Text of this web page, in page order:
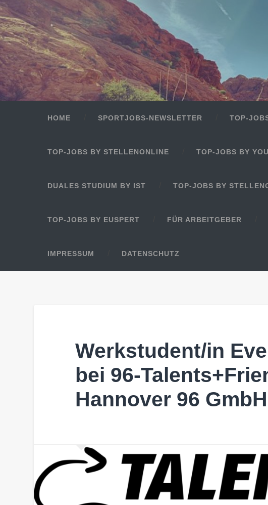
HOME SPORTJOBS-NEWSLETTER TOP-
TOP-JOBS BY STELLENONLINE TOP-JOBS BY
DUALES STUDIUM BY IST TOP-JOBS BY
TOP-JOBS BY EUSPERT FÜR ARBEITGEBER
IMPRESSUM DATENSCHUTZ
Werkstudent/in
bei 96-
Hannover 96